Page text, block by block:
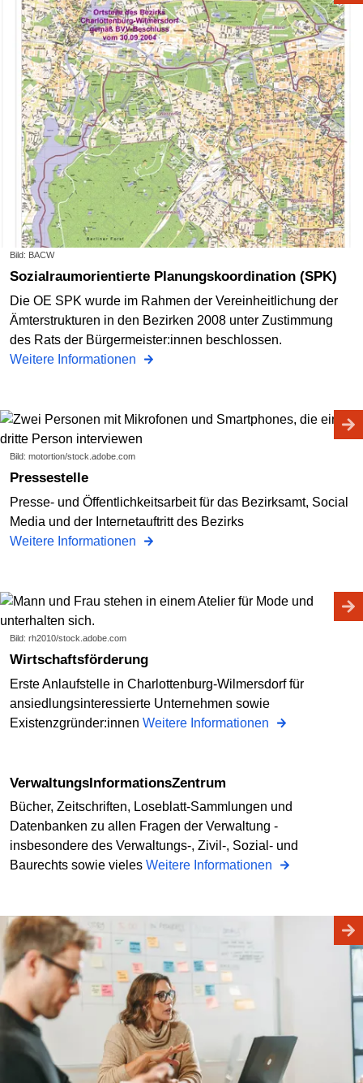
Bild: BACW
Sozialraumorientierte Planungskoordination (SPK)
Die OE SPK wurde im Rahmen der Vereinheitlichung der
Ämterstrukturen in den Bezirken 2008 unter Zustimmung
des Rats der Bürgermeister:innen beschlossen.
Weitere Informationen
Bild: motortion/stock.adobe.com
Pressestelle
Presse- und Öffentlichkeitsarbeit für das Bezirksamt, Social
Media und der Internetauftritt des Bezirks
Weitere Informationen
Bild: rh2010/stock.adobe.com
Wirtschaftsförderung
Erste Anlaufstelle in Charlottenburg-Wilmersdorf für
ansiedlungsinteressierte Unternehmen sowie
Existenzgründer:innen Weitere Informationen
VerwaltungsInformationsZentrum
Bücher, Zeitschriften, Loseblatt-Sammlungen und
Datenbanken zu allen Fragen der Verwaltung -
insbesondere des Verwaltungs-, Zivil-, Sozial- und
Baurechts sowie vieles Weitere Informationen